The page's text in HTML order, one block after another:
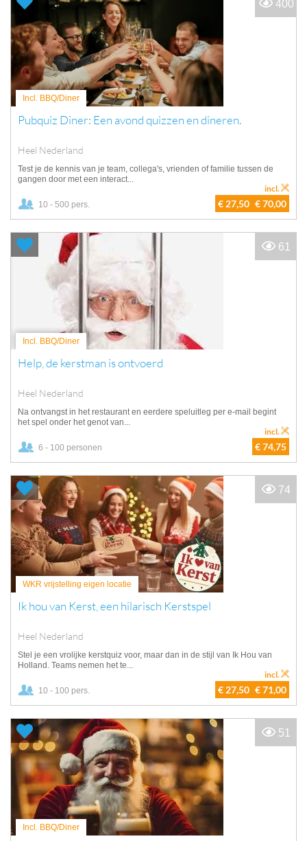
Incl. BBQ/Diner
Pubquiz Diner: Een avond quizzen en dineren.
Heel Nederland
Test je de kennis van je team, collega's, vrienden of familie tussen de
gangen door met een interact...
10 - 500 pers. € 27,50 € 70,00
incl.
400
Incl. BBQ/Diner
Help, de kerstman is ontvoerd
Heel Nederland
Na ontvangst in het restaurant en eerdere speluitleg per e-mail begint
het spel onder het genot van...
6 - 100 personen € 74,75
incl.
61
WKR vrijstelling eigen locatie
Ik hou van Kerst, een hilarisch Kerstspel
Heel Nederland
Stel je een vrolijke kerstquiz voor, maar dan in de stijl van Ik Hou van
Holland. Teams nemen het te...
10 - 100 pers. € 27,50 € 71,00
incl.
74
Incl. BBQ/Diner
51